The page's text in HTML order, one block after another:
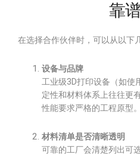
靠
在选择合作伙伴时，可以从以下
设备与品牌
工业级3D打印设备（如使
定性和材料体系上往往更
性能要求严格的工程原型。
材料清单是否清晰透明
可靠的工厂会清楚列出可